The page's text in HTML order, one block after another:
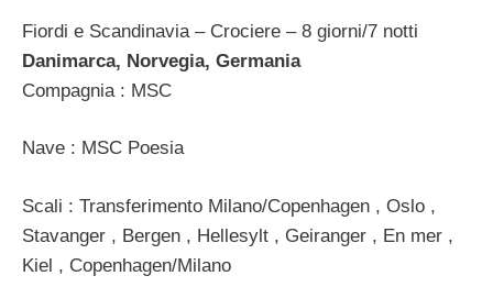
Fiordi e Scandinavia – Crociere – 8 giorni/7 notti
Danimarca, Norvegia, Germania
Compagnia : MSC
Nave : MSC Poesia
Scali : Transferimento Milano/Copenhagen , Oslo ,
Stavanger , Bergen , Hellesylt , Geiranger , En mer ,
Kiel , Copenhagen/Milano